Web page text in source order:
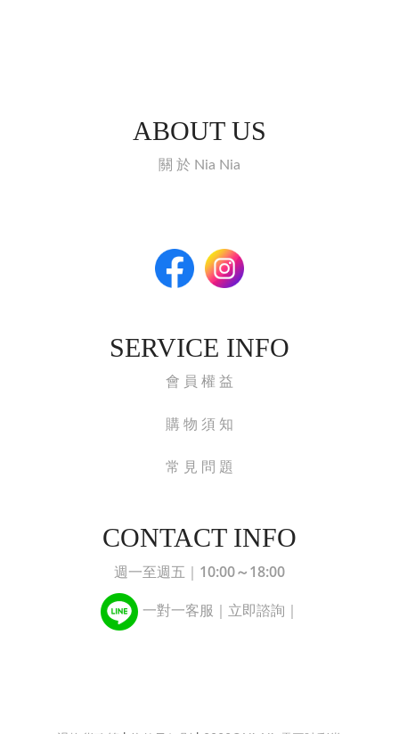
ABOUT US
關 於 Nia Nia
SERVICE INFO
會 員 權 益
購 物 須 知
常 見 問 題
CONTACT INFO
週一至週五｜ 10:00～18:00
一對一客服｜立即諮詢｜